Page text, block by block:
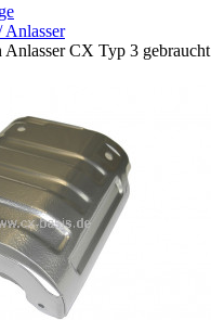
Anlasser
Anlasser CX Typ 3 gebraucht